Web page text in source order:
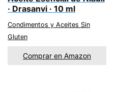
· Drasanvi · 10 ml
Condimentos y Aceites Sin
Gluten
Comprar en Amazon